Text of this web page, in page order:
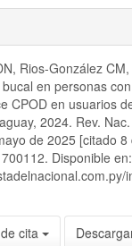
Rios-González
en personas
CPOD en usuarios
2024. Rev.
de 2025 [citado
Disponible en:
cita